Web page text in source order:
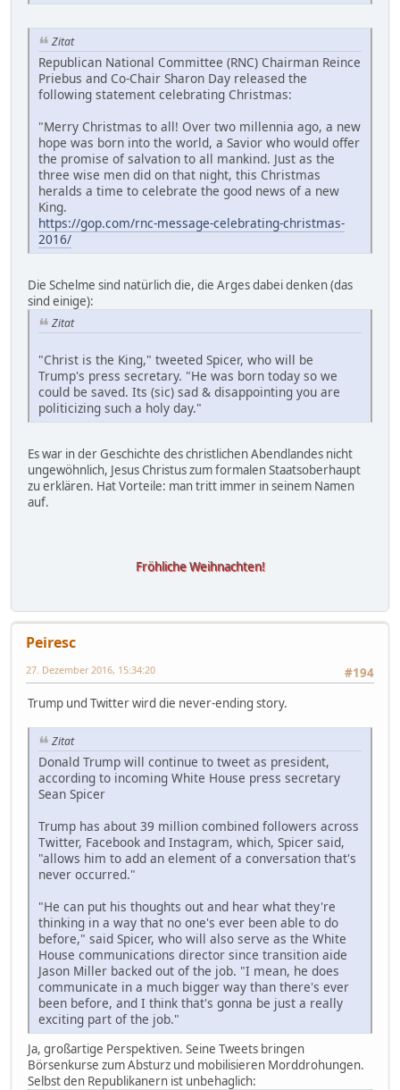
Zitat
Republican National Committee (RNC) Chairman Reince
Priebus and Co-Chair Sharon Day released the
following statement celebrating Christmas:
"Merry Christmas to all! Over two millennia ago, a new
hope was born into the world, a Savior who would offer
the promise of salvation to all mankind. Just as the
three wise men did on that night, this Christmas
heralds a time to celebrate the good news of a new
King.
https://gop.com/rnc-message-celebrating-christmas-
2016/
Die Schelme sind natürlich die, die Arges dabei denken (das
sind einige):
Zitat
"Christ is the King," tweeted Spicer, who will be
Trump's press secretary. "He was born today so we
could be saved. Its (sic) sad & disappointing you are
politicizing such a holy day."
Es war in der Geschichte des christlichen Abendlandes nicht
ungewöhnlich, Jesus Christus zum formalen Staatsoberhaupt
zu erklären. Hat Vorteile: man tritt immer in seinem Namen
auf.
Fröhliche Weihnachten!
Peiresc
#194
27. Dezember 2016, 15:34:20
Trump und Twitter wird die never-ending story.
Zitat
Donald Trump will continue to tweet as president,
according to incoming White House press secretary
Sean Spicer
Trump has about 39 million combined followers across
Twitter, Facebook and Instagram, which, Spicer said,
"allows him to add an element of a conversation that's
never occurred."
"He can put his thoughts out and hear what they're
thinking in a way that no one's ever been able to do
before," said Spicer, who will also serve as the White
House communications director since transition aide
Jason Miller backed out of the job. "I mean, he does
communicate in a much bigger way than there's ever
been before, and I think that's gonna be just a really
exciting part of the job."
Ja, großartige Perspektiven. Seine Tweets bringen
Börsenkurse zum Absturz und mobilisieren Morddrohungen.
Selbst den Republikanern ist unbehaglich: